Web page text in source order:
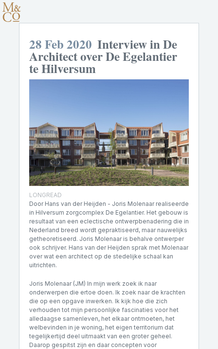
28 Feb 2020 Interview in De
Architect over De Egelantier
te Hilversum
LONGREAD
Door Hans van der Heijden - Joris Molenaar realiseerde
in Hilversum zorgcomplex De Egelantier. Het gebouw is
resultaat van een eclectische ontwerpbenadering die in
Nederland breed wordt gepraktiseerd, maar nauwelijks
getheoretiseerd. Joris Molenaar is behalve ontwerper
ook schrijver. Hans van der Heijden sprak met Molenaar
over wat een architect op de stedelijke schaal kan
uitrichten.
Joris Molenaar (JM) In mijn werk zoek ik naar
onderwerpen die ertoe doen. Ik zoek naar de krachten
die op een opgave inwerken. Ik kijk hoe die zich
verhouden tot mijn persoonlijke fascinaties voor het
alledaagse samenleven, het elkaar ontmoeten, het
welbevinden in je woning, het eigen territorium dat
tegelijkertijd deel uitmaakt van een groter geheel.
Daarop gespitst zijn en daar concepten voor